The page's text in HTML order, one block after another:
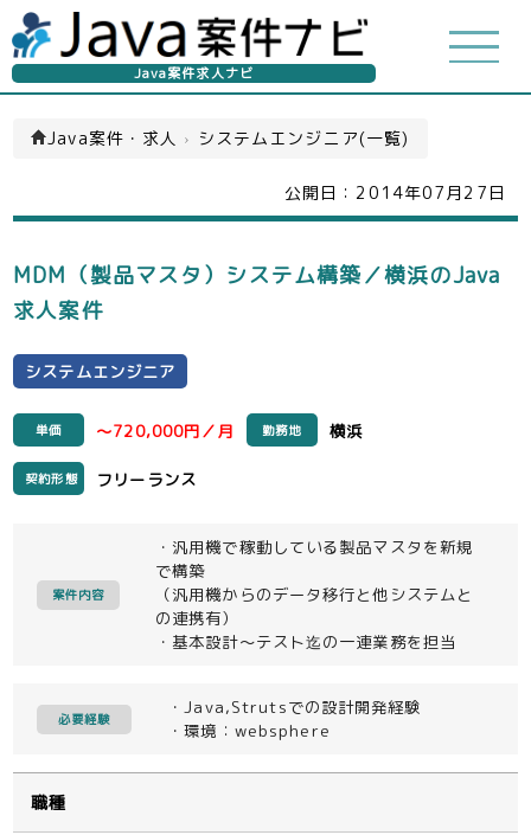
Java案件求人ナビ
Java案件・求人 › システムエンジニア(一覧)
公開日： 2014年07月27日
MDM（製品マスタ）システム構築／横浜のJava
求人案件
システムエンジニア
単価 ～720,000円／月 勤務地 横浜
契約形態 フリーランス
案件内容
・汎用機で稼動している製品マスタを新規
で構築
（汎用機からのデータ移行と他システムと
の連携有）
・基本設計～テスト迄の一連業務を担当
必要経験
・Java,Strutsでの設計開発経験
・環境：websphere
職種